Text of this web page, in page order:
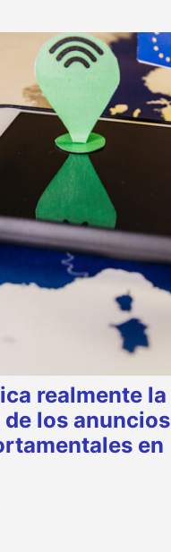
realmente la
los anuncios
en